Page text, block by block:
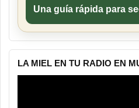
Una guía rápida para
LA MIEL EN TU RADIO EN